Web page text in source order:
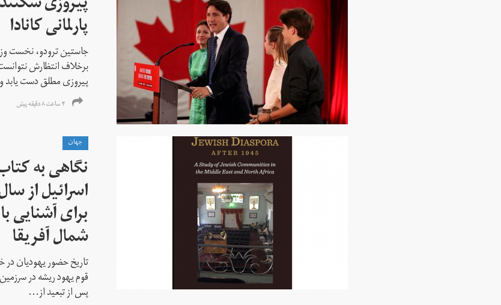
پارلمانی کانادا
جاستین ترودو، نخست
برخلاف انتظارش نتوانست
پیروزی مطلق دست یابد
۴ ساعت ۸ دقیقه پیش
جهان
نگاهی به
برای آشنایی
شمال آفریقا
تاریخ حضور یهودیان در
قوم یهود ریشه در
پس از تبعید از...